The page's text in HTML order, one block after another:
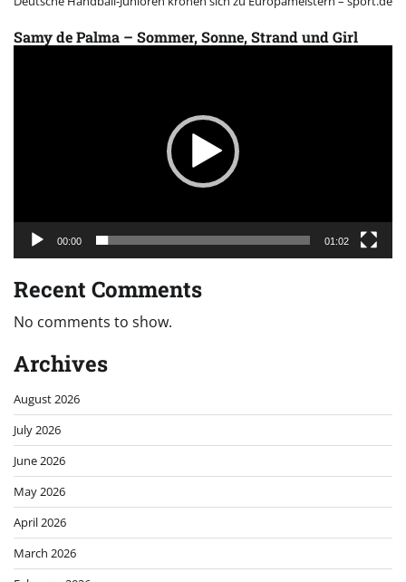
Samy de Palma – Sommer, Sonne, Strand und Girl
00:00 01:02
Recent Comments
No comments to show.
Archives
August 2026
July 2026
June 2026
May 2026
April 2026
March 2026